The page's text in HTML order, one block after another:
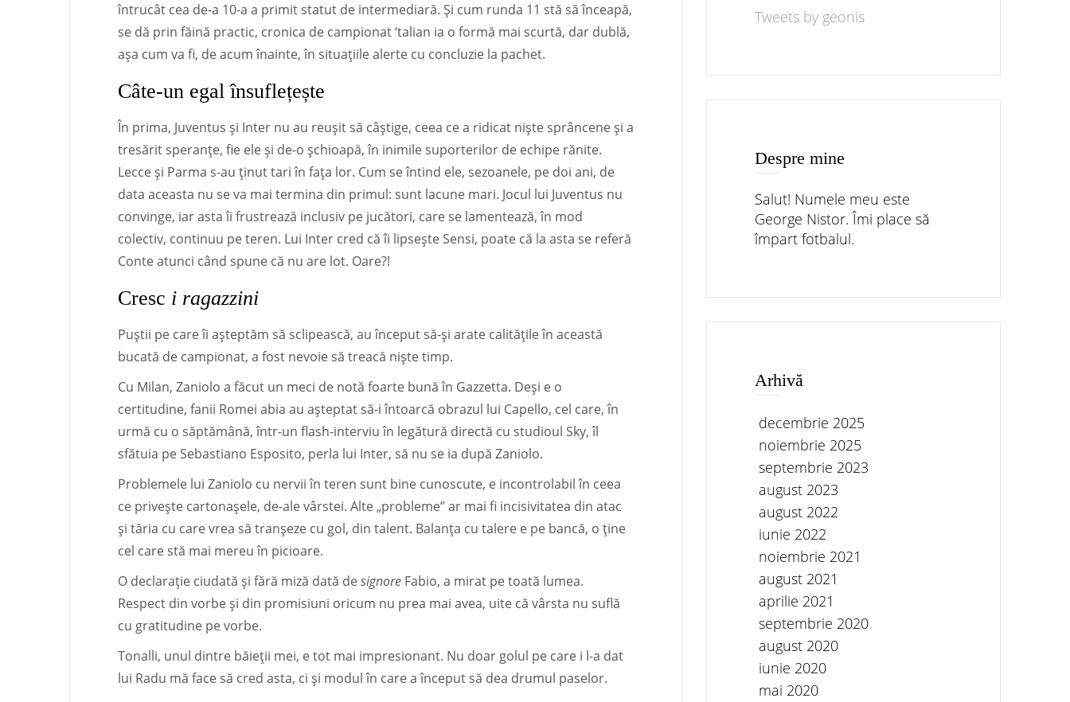
întrucât cea de-a 10-a a primit statut de intermediară. Și cum runda 11 stă să înceapă,
se dă prin făină practic, cronica de campionat ‘talian ia o formă mai scurtă, dar dublă,
așa cum va fi, de acum înainte, în situațiile alerte cu concluzie la pachet.
Câte-un egal însuflețește
În prima, Juventus și Inter nu au reușit să câștige, ceea ce a ridicat niște sprâncene și a
tresărit speranțe, fie ele și de-o șchioapă, în inimile suporterilor de echipe rănite.
Lecce și Parma s-au ținut tari în fața lor. Cum se întind ele, sezoanele, pe doi ani, de
data aceasta nu se va mai termina din primul: sunt lacune mari. Jocul lui Juventus nu
convinge, iar asta îi frustrează inclusiv pe jucători, care se lamentează, în mod
colectiv, continuu pe teren. Lui Inter cred că îi lipsește Sensi, poate că la asta se referă
Conte atunci când spune că nu are lot. Oare?!
Cresc i ragazzini
Puștii pe care îi așteptăm să sclipească, au început să-și arate calitățile în această
bucată de campionat, a fost nevoie să treacă niște timp.
Cu Milan, Zaniolo a făcut un meci de notă foarte bună în Gazzetta. Deși e o
certitudine, fanii Romei abia au așteptat să-i întoarcă obrazul lui Capello, cel care, în
urmă cu o săptămână, într-un flash-interviu în legătură directă cu studioul Sky, îl
sfătuia pe Sebastiano Esposito, perla lui Inter, să nu se ia după Zaniolo.
Problemele lui Zaniolo cu nervii în teren sunt bine cunoscute, e incontrolabil în ceea
ce privește cartonașele, de-ale vârstei. Alte „probleme” ar mai fi incisivitatea din atac
și tăria cu care vrea să tranșeze cu gol, din talent. Balanța cu talere e pe bancă, o ține
cel care stă mai mereu în picioare.
O declarație ciudată și fără miză dată designore Fabio, a mirat pe toată lumea.
Respect din vorbe și din promisiuni oricum nu prea mai avea, uite că vârsta nu suflă
cu gratitudine pe vorbe.
Tonalli, unul dintre băieții mei, e tot mai impresionant. Nu doar golul pe care i l-a dat
lui Radu mă face să cred asta, ci și modul în care a început să dea drumul paselor.
Tweets by geonis
Despre mine
Salut! Numele meu este
George Nistor. Îmi place să
împart fotbalul.
Arhivă
decembrie 2025
noiembrie 2025
septembrie 2023
august 2023
august 2022
iunie 2022
noiembrie 2021
august 2021
aprilie 2021
septembrie 2020
august 2020
iunie 2020
mai 2020